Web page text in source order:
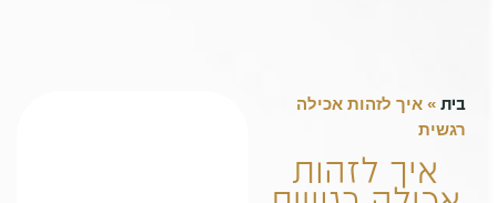
בית »איך לזהות אכילה
רגשית
איך לזהות